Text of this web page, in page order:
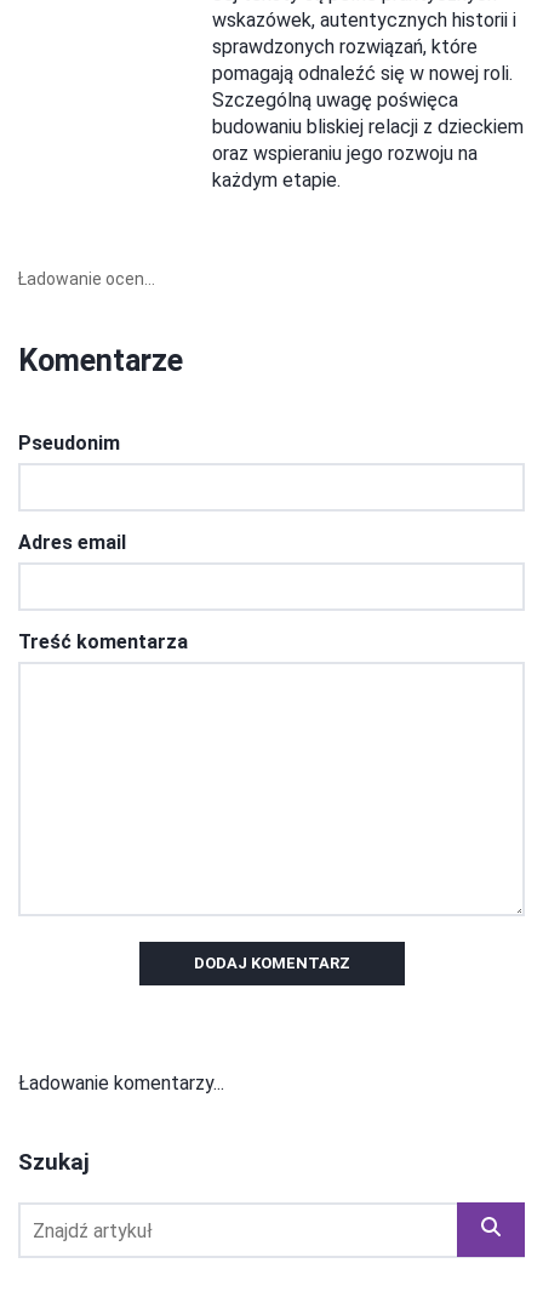
wskazówek, autentycznych historii i
sprawdzonych rozwiązań, które
pomagają odnaleźć się w nowej roli.
Szczególną uwagę poświęca
budowaniu bliskiej relacji z dzieckiem
oraz wspieraniu jego rozwoju na
każdym etapie.
Ładowanie ocen...
Komentarze
Pseudonim
Adres email
Treść komentarza
DODAJ KOMENTARZ
Ładowanie komentarzy...
Szukaj